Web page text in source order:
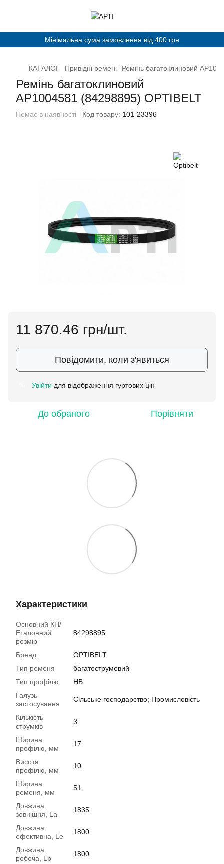
Мінімальна сума замовлення від 400 грн
КАТАЛОГ Привідні ремені Ремінь багатоклиновий
Ремінь багатоклиновий
AP1004581 (84298895) OPTIBELT
Немає в наявності Код товару: 101-23396
11 870.46 грн/шт.
Повідомити, коли з'явиться
Увійти для відображення гуртових цін
До обраного Порівняти
Характеристики
Основний КН/
Еталонний
розмір
84298895
Бренд
OPTIBELT
Тип ременя
багатострумовий
Тип профілю
HB
Галузь
застосування
Сільське господарство; Промисловість
Кількість
струмків
3
Ширина
профілю, мм
17
Висота
профілю, мм
10
Ширина
ременя, мм
51
Довжина
зовнішня, La
1835
Довжина
ефективна, Le
1800
Довжина
робоча, Lp
1800